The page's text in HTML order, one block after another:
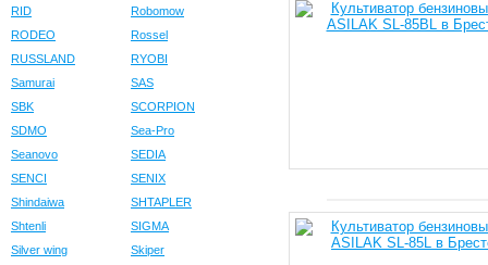
RID
Robomow
RODEO
Rossel
RUSSLAND
RYOBI
Samurai
SAS
SBK
SCORPION
SDMO
Sea-Pro
Seanovo
SEDIA
SENCI
SENIX
Shindaiwa
SHTAPLER
Shtenli
SIGMA
Silver wing
Skiper